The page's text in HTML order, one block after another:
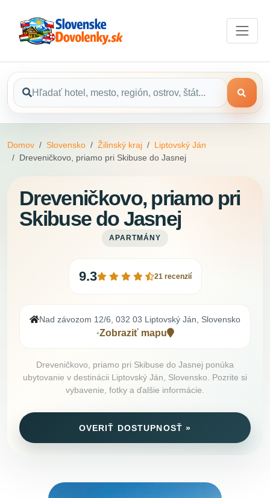
Domov Slovensko Žilinský kraj
Liptovský Ján
Dreveničkovo, priamo pri Skibuse do Jasnej
Dreveničkovo, priamo pri
Skibuse do Jasnej
APARTMÁNY
9.3 21 recenzií
Nad závozom 12/6, 032 03 Liptovský Ján, Slovensko
•Zobraziť mapu
Dreveničkovo, priamo pri Skibuse do Jasnej ponúka
ubytovanie v destinácii Liptovský Ján, Slovensko. Pozrite si
vybavenie, fotky a ďalšie informácie.
OVERIŤ DOSTUPNOSŤ »